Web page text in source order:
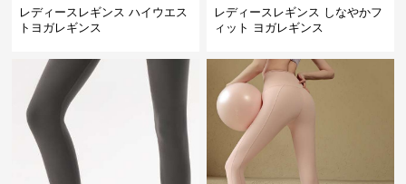
レディースレギンス ハイウエス
トヨガレギンス
レディースレギンス しなやかフ
ィット ヨガレギンス